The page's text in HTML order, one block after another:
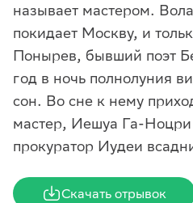
называет мастером.
покидает Москву, и
Понырев, бывший поэт
год в ночь полнолуния
сон. Во сне к нему
мастер, Иешуа Га-
прокуратор Иудеи
Скачать отрывок